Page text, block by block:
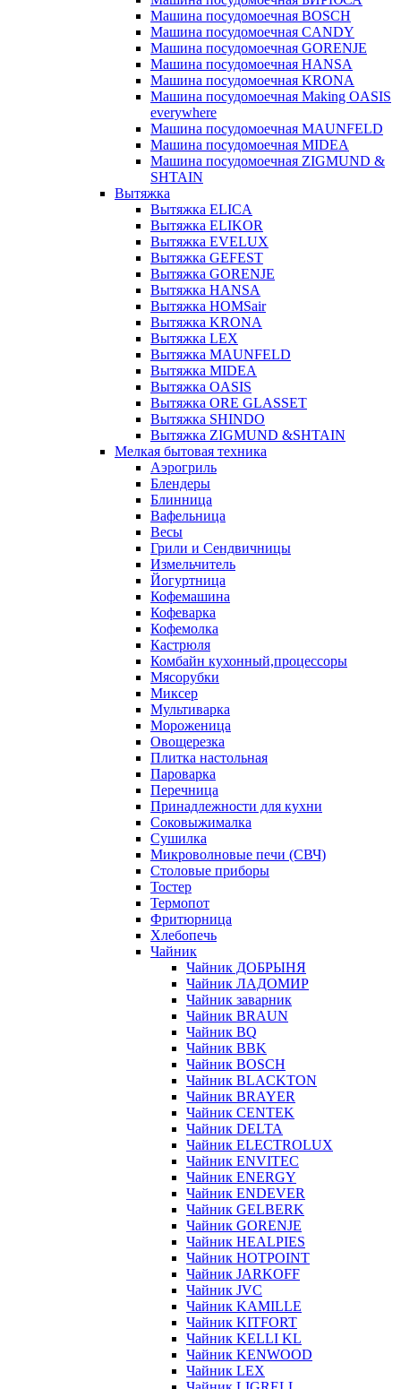
Машина посудомоечная BOSCH
Машина посудомоечная CANDY
Машина посудомоечная GORENJE
Машина посудомоечная HANSA
Машина посудомоечная KRONA
Машина посудомоечная Making OASIS
everywhere
Машина посудомоечная MAUNFELD
Машина посудомоечная MIDEA
Машина посудомоечная ZIGMUND &
SHTAIN
Вытяжка
Вытяжка ELICA
Вытяжка ELIKOR
Вытяжка EVELUX
Вытяжка GEFEST
Вытяжка GORENJE
Вытяжка HANSA
Вытяжка HOMSair
Вытяжка KRONA
Вытяжка LEX
Вытяжка MAUNFELD
Вытяжка MIDEA
Вытяжка OASIS
Вытяжка ORE GLASSET
Вытяжка SHINDO
Вытяжка ZIGMUND &SHTAIN
Мелкая бытовая техника
Аэрогриль
Блендеры
Блинница
Вафельница
Весы
Грили и Сендвичницы
Измельчитель
Йогуртница
Кофемашина
Кофеварка
Кофемолка
Кастрюля
Комбайн кухонный,процессоры
Мясорубки
Миксер
Мультиварка
Мороженица
Овощерезка
Плитка настольная
Пароварка
Перечница
Принадлежности для кухни
Соковыжималка
Сушилка
Микроволновые печи (СВЧ)
Столовые приборы
Тостер
Термопот
Фритюрница
Хлебопечь
Чайник
Чайник ДОБРЫНЯ
Чайник ЛАДОМИР
Чайник заварник
Чайник BRAUN
Чайник BQ
Чайник BBK
Чайник BOSCH
Чайник BLACKTON
Чайник BRAYER
Чайник CENTEK
Чайник DELTA
Чайник ELECTROLUX
Чайник ENVITEC
Чайник ENERGY
Чайник ENDEVER
Чайник GELBERK
Чайник GORENJE
Чайник HEALPIES
Чайник HOTPOINT
Чайник JARKOFF
Чайник JVC
Чайник KAMILLE
Чайник KITFORT
Чайник KELLI KL
Чайник KENWOOD
Чайник LEX